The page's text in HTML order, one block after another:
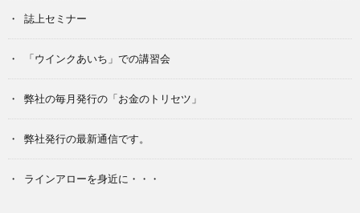
誌上セミナー
「ウインクあいち」での講習会
弊社の毎月発行の「お金のトリセツ」
弊社発行の最新通信です。
ラインアローを身近に・・・